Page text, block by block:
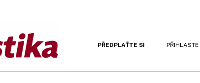
PŘEDPLAŤTE SI PŘIHLASTE